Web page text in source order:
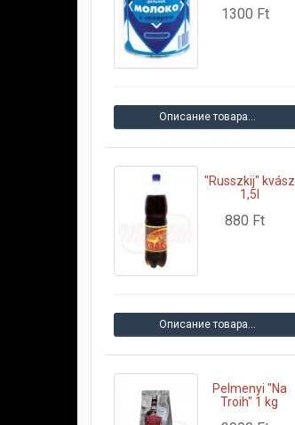
1300 Ft
Описание товара…
"Russzkij" kvász
1,5l
880 Ft
Описание товара…
Pelmenyi "Na
Troih" 1 kg